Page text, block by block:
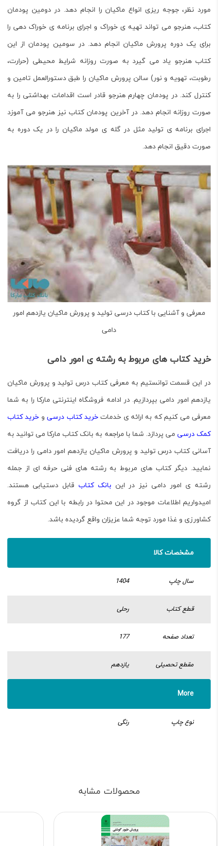
مورد نظر، جوجه ریزی انواع ماکیان را انجام دهد. در دومین پودمان
کتاب، هنرجو می تواند تهیه ی خوراک و اجرای برنامه ی خوراک دهی را
برای یک دوره پرورش ماکیان انجام دهد. در سومین پودمان از این
کتاب هنرجو یاد می گیرد به صورت روزانه شرایط محیطی (حرارت،
رطوبت، تهویه و نور) سالن پرورش ماکیان را طبق دستورالعمل تامین و
کنترل کند. در پودمان چهارم هنرجو قادر است اقدامات بهداشتی را به
صورت روزانه انجام دهد. در آخرین پودمان کتاب نیز هنرجو می آموزد
اجرای برنامه ی تولید مثل در گله ی مولد ماکیان را در یک دوره به
صورت دقیق انجام دهد.
معرفی و آشنایی با کتاب درسی تولید و پرورش ماکیان یازدهم امور
دامی
خرید کتاب های مربوط به رشته ی امور دامی
در این قسمت توانستیم به معرفی کتاب درس تولید و پرورش ماکیان
یازدهم امور دامی بپردازیم. در ادامه فروشگاه اینترنتی مارکا را به شما
معرفی می کنیم که به ارائه ی خدماتخرید کتاب درسیو خرید کتاب
کمک درسی می پردازد. شما با مراجعه به بانک کتاب مارکامی توانید به
آسانی کتاب درستولید و پرورش ماکیان یازدهم امور دامی را دریافت
نمایید. دیگر کتاب های مربوط به رشته های فنی حرفه ای از جمله
رشته ی امور دامی نیز در این بانک کتاب قابل دستیابی هستند.
امیدواریم اطلاعات موجود در این محتوا در رابطه با این کتاب از گروه
کشاورزی و غذا مورد توجه شما عزیزان واقع گردیده باشد.
مشخصات کالا
سال چاپ 1404
قطع کتاب رحلی
تعداد صفحه 177
مقطع تحصیلی یازدهم
More
نوع چاپ رنگی
محصولات مشابه